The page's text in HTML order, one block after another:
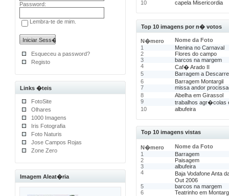
Password:
Lembra-te de mim.
Esqueceu a password?
Registo
Links �teis
FotoSite
Olhares
1000 Imagens
Iris Fotografia
Foto Naturis
Jose Campos Rojas
Zone Zero
Imagem Aleat�ria
10
capela Misericordia
Top 10 imagens por n� votos
N�mero
Nome da Foto
1
Menina no Carnaval
2
Flores do campo
3
barcos na margem
4
Caf� Arado II
5
Barragem a
6
Barragem Montargil
7
missa andor
8
Abelha em Girassol
9
trabalhos agr�colas
10
albufeira
Top 10 imagens vistas
N�mero
Nome da Foto
1
Barragem
2
Paisagem
3
albufeira
4
Baja Vodafone Anta
Out 2006
5
barcos na margem
6
Teatrinho em